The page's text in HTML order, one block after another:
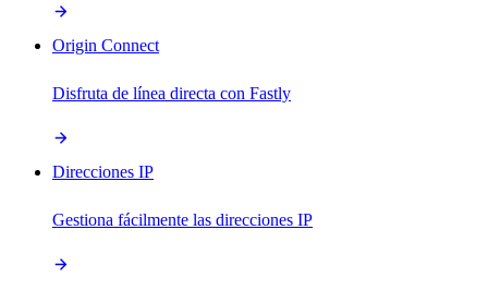
Origin Connect
Disfruta de línea directa con Fastly
Direcciones IP
Gestiona fácilmente las direcciones IP